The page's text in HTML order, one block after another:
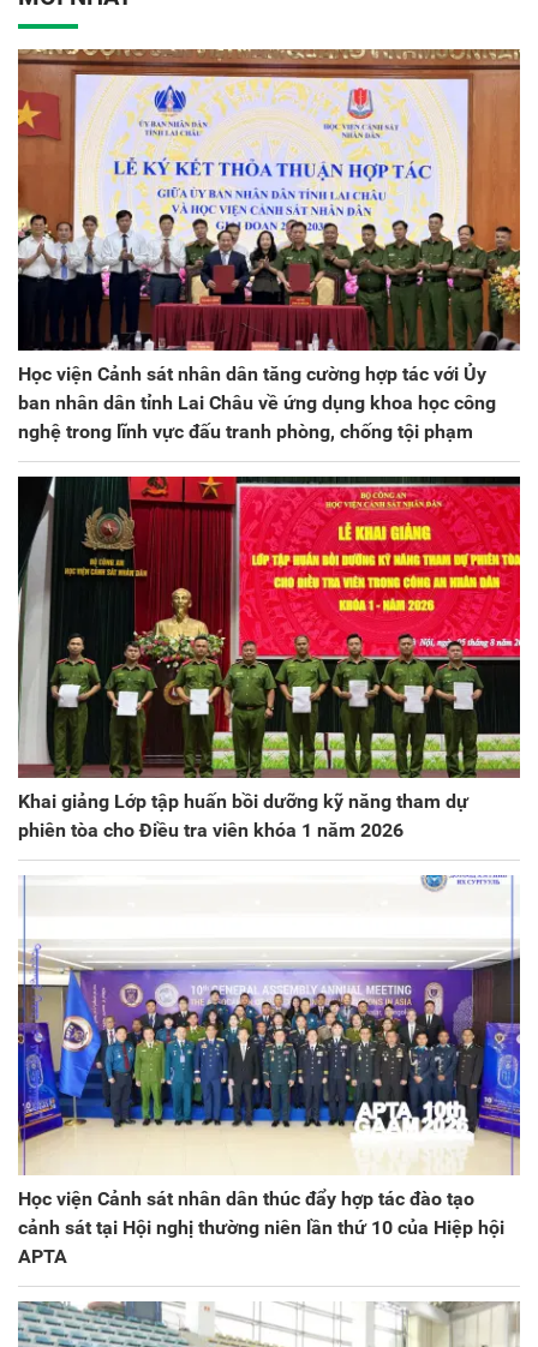
Học viện Cảnh sát nhân dân tăng cường hợp tác với Ủy
ban nhân dân tỉnh Lai Châu về ứng dụng khoa học công
nghệ trong lĩnh vực đấu tranh phòng, chống tội phạm
Khai giảng Lớp tập huấn bồi dưỡng kỹ năng tham dự
phiên tòa cho Điều tra viên khóa 1 năm 2026
Học viện Cảnh sát nhân dân thúc đẩy hợp tác đào tạo
cảnh sát tại Hội nghị thường niên lần thứ 10 của Hiệp hội
APTA